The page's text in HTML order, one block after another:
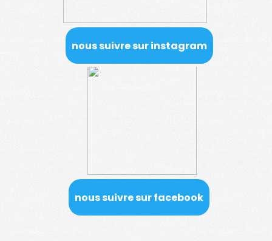
nous suivre sur instagram
nous suivre sur facebook